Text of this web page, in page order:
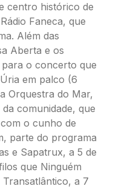
centro histórico de
Faneca, que
Além das
Aberta e os
o concerto que
em palco (6
Orquestra do Mar,
comunidade, que
o cunho de
parte do programa
e Sapatrux, a 5 de
que Ninguém
a 7